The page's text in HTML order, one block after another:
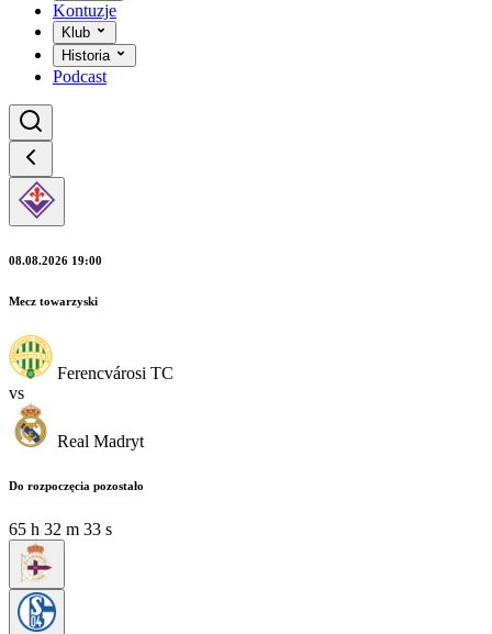
Kontuzje
Klub
Historia
Podcast
08.08.2026 19:00
Mecz towarzyski
Ferencvárosi TC
vs
Real Madryt
Do rozpoczęcia pozostało
65 h 32 m 33 s